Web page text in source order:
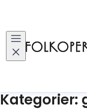
Kategorier: